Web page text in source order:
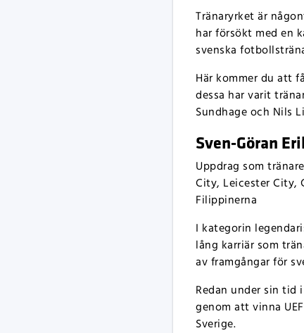
Tränaryrket är
har försökt med en
svenska
Här kommer du att
dessa har varit
Sundhage och Nils
Sven-Göran
Uppdrag som
City, Leicester City,
Filippinerna
I kategorin
lång karriär som
av framgångar för
Redan under sin tid
genom att vinna
Sverige.